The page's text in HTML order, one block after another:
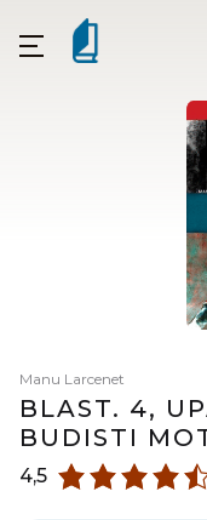
Manu Larcenet
BLAST. 4,
BUDISTI
4,5